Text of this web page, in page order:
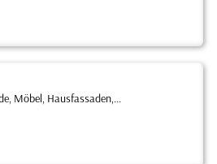
Möbel, Hausfassaden,...